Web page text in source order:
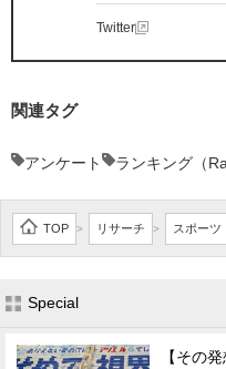
Twitter
関連タグ
アンケート ランキング（
TOP > リサーチ > スポーツ
Special
【その